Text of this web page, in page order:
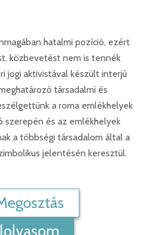
hatalmi pozíció, ezért
közbevetést nem is tennék
jogi aktivistával készült interjú
társadalmi és
a roma emlékhelyek
szerepén és az emlékhelyek
a többségi társadalom által a
jelentésén keresztül.